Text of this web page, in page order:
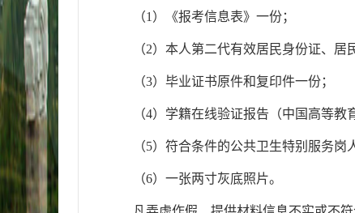
（1） 《报考信息表》一份；
（2）本人第二代有效居民身份证、居
（3）毕业证书原件和复印件一份；
（4）学籍在线验证报告（中国高等教
（5）符合条件的公共卫生特别服务岗
（6）一张两寸灰底照片。